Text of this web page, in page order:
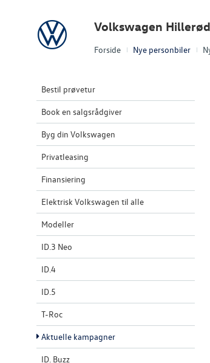
Forside Nye personbiler
Volkswagen Volkswagen
Bestil prøvetur
Book en salgsrådgiver
Byg din Volkswagen
Privatleasing
Finansiering
Elektrisk Volkswagen til alle
Modeller
ID.3 Neo
ID.4
ID.5
T-Roc
Aktuelle kampagner
ID. Buzz